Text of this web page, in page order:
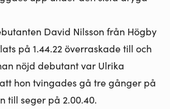
David Nilsson från Högby
på 1.44.22 överraskade till och
nöjd debutant var Ulrika
hon tvingades gå tre gånger på
till seger på 2.00.40.